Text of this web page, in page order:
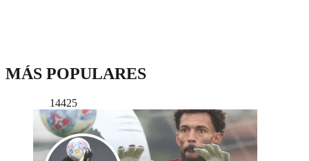
MÁS POPULARES
14425